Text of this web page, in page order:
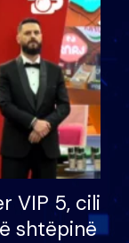
VIP 5, cili
shtëpinë